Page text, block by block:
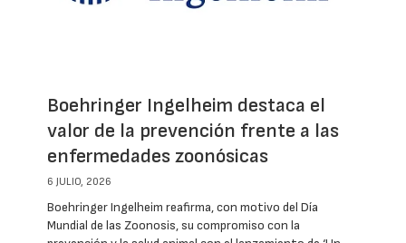
Boehringer Ingelheim destaca el
valor de la prevención frente a las
enfermedades zoonósicas
6 JULIO, 2026
Boehringer Ingelheim reafirma, con motivo del Día
Mundial de las Zoonosis, su compromiso con la